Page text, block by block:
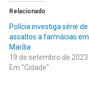
Relacionado
Polícia investiga série de
assaltos a farmácias em
Marília
19 de setembro de 2023
Em "Cidade"